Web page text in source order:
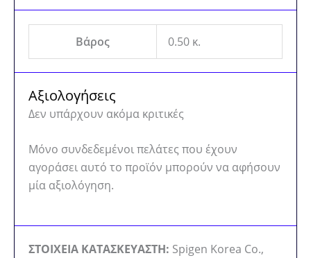
Βάρος 0.50 κ.
Αξιολογήσεις
Δεν υπάρχουν ακόμα κριτικές
Μόνο συνδεδεμένοι πελάτες που έχουν
αγοράσει αυτό το προϊόν μπορούν να αφήσουν
μία αξιολόγηση.
ΣΤΟΙΧΕΙΑ ΚΑΤΑΣΚΕΥΑΣΤΗ: Spigen Korea Co.,